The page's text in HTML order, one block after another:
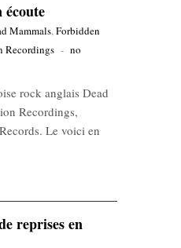
Mammals,Forbidden
Recordings - no
rock anglais Dead
Recordings,
Le voici en
reprises en